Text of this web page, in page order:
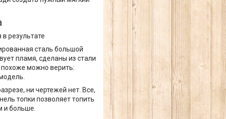
результате
сталь большой
пламя, сделаны из стали
можно верить:
ни чертежей нет. Все,
топки позволяет топить
и больше.